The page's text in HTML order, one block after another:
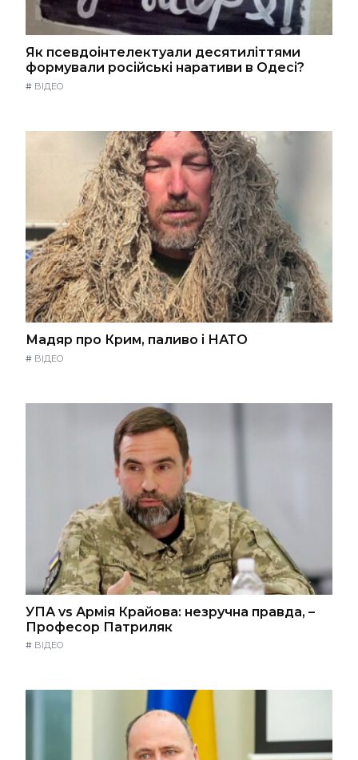
Як псевдоінтелектуали десятиліттями
формували російські наративи в Одесі?
# ВІДЕО
Мадяр про Крим, паливо і НАТО
# ВІДЕО
УПА vs Армія Крайова: незручна правда, –
Професор Патриляк
# ВІДЕО